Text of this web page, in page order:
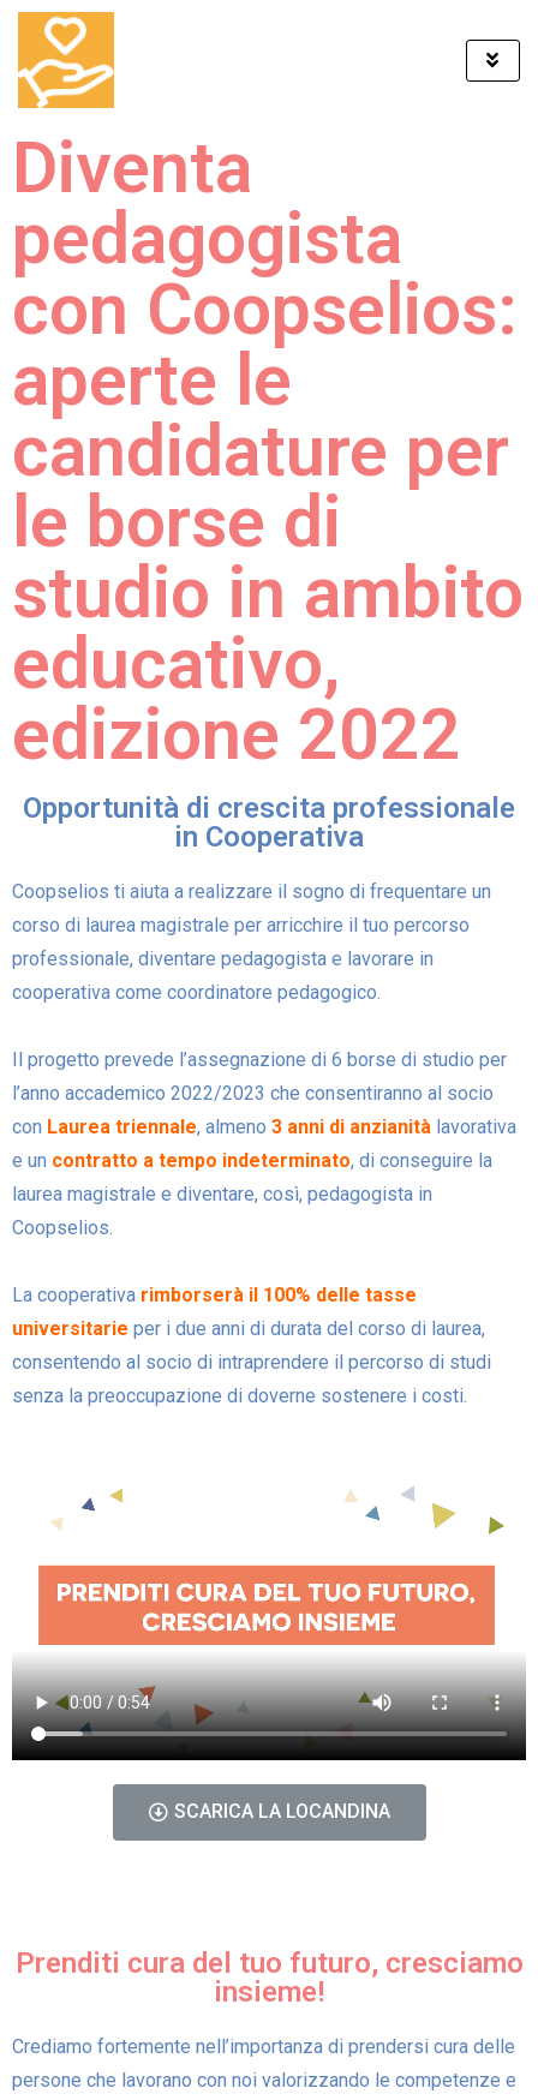
Diventa
pedagogista
con Coopselios:
aperte le
candidature per
le borse di
studio in ambito
educativo,
edizione 2022
Opportunità di crescita professionale
in Cooperativa
Coopselios ti aiuta a realizzare il sogno di frequentare un
corso di laurea magistrale per arricchire il tuo percorso
professionale, diventare pedagogista e lavorare in
cooperativa come coordinatore pedagogico.
Il progetto prevede l’assegnazione di 6 borse di studio per
l’anno accademico 2022/2023 che consentiranno al socio
con Laurea triennale, almeno 3 anni di anzianità lavorativa
e un contratto a tempo indeterminato, di conseguire la
laurea magistrale e diventare, così, pedagogista in
Coopselios.
La cooperativa rimborserà il 100% delle tasse
universitarie per i due anni di durata del corso di laurea,
consentendo al socio di intraprendere il percorso di studi
senza la preoccupazione di doverne sostenere i costi.
SCARICA LA LOCANDINA
Prenditi cura del tuo futuro, cresciamo
insieme!
Crediamo fortemente nell’importanza di prendersi cura delle
persone che lavorano con noi valorizzando le competenze e